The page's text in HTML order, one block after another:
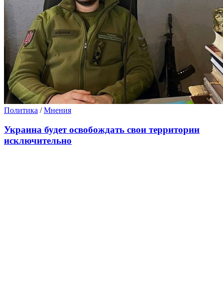
Политика /Мнения
Украина будет освобождать свои территории
исключительно